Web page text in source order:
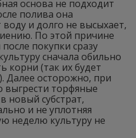
основа не подходит
полива она
и долго не высыхает,
По этой причине
покупки сразу
сначала обильно
корни (так их будет
Далее осторожно, при
торфяные
новый субстрат,
и не уплотняя
неделю культуру не